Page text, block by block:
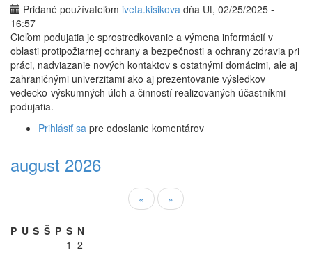
Pridané používateľom iveta.kisikova dňa Ut, 02/25/2025 -
16:57
Cieľom podujatia je sprostredkovanie a výmena informácií v
oblasti protipožiarnej ochrany a bezpečnosti a ochrany zdravia pri
práci, nadviazanie nových kontaktov s ostatnými domácimi, ale aj
zahraničnými univerzitami ako aj prezentovanie výsledkov
vedecko-výskumných úloh a činností realizovaných účastníkmi
podujatia.
Prihlásiť sa pre odoslanie komentárov
august 2026
« »
P U S Š P S N
1 2